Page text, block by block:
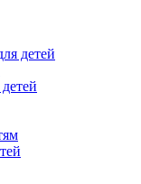
детей